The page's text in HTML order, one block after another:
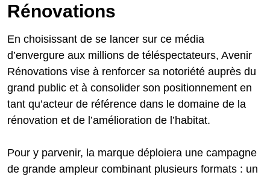
Rénovations
En choisissant de se lancer sur ce média
d’envergure aux millions de téléspectateurs, Avenir
Rénovations vise à renforcer sa notoriété auprès du
grand public et à consolider son positionnement en
tant qu’acteur de référence dans le domaine de la
rénovation et de l’amélioration de l’habitat.
Pour y parvenir, la marque déploiera une campagne
de grande ampleur combinant plusieurs formats : un